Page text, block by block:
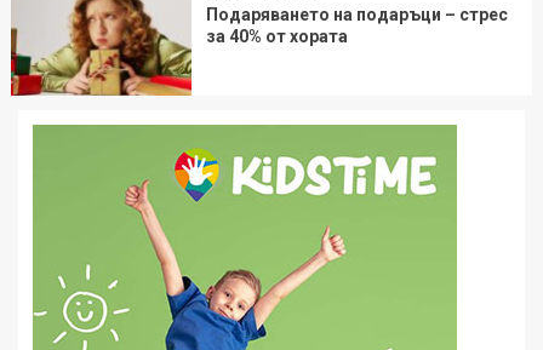
Подаряването на подаръци – стрес
за 40% от хората